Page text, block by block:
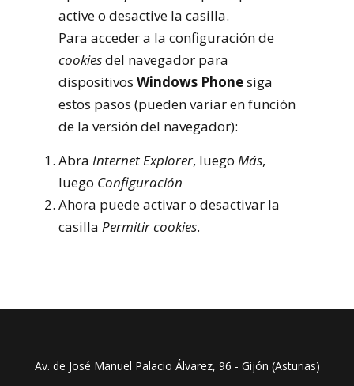
active o desactive la casilla.
Para acceder a la configuración de
cookiesdel navegador para
dispositivos Windows Phonesiga
estos pasos (pueden variar en función
de la versión del navegador):
Abra Internet Explorer, luego Más,
luego Configuración
Ahora puede activar o desactivar la
casilla Permitir cookies.
Av. de José Manuel Palacio Álvarez, 96 - Gijón (Asturias)